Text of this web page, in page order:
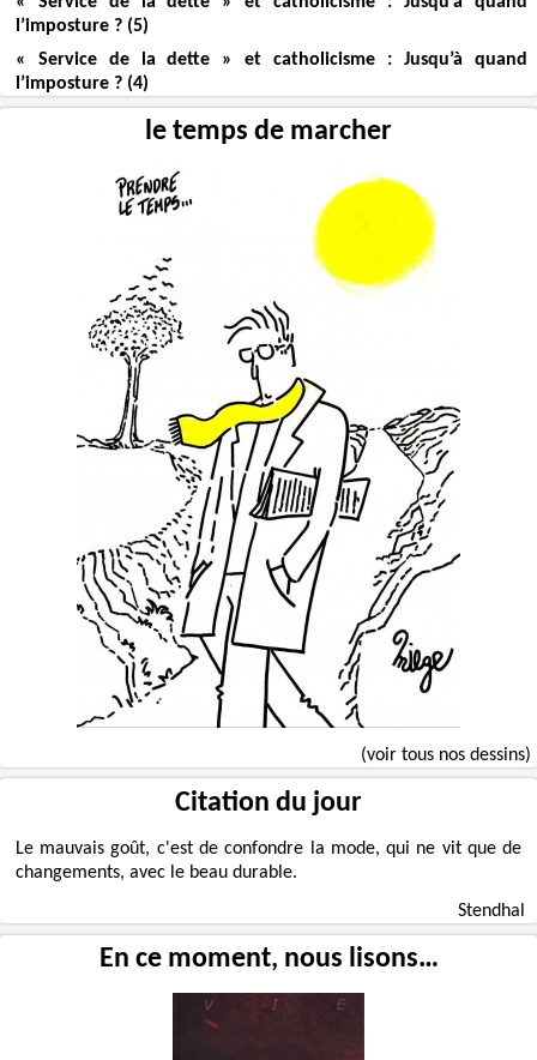
l’imposture ? (5)
« Service de la dette » et catholicisme : Jusqu’à quand
l’imposture ? (4)
le temps de marcher
(voir tous nos dessins)
Citation du jour
Le mauvais goût, c'est de confondre la mode, qui ne vit que de
changements, avec le beau durable.
Stendhal
En ce moment, nous lisons…